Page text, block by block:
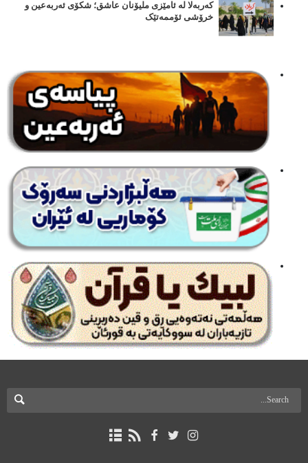
کەربەلا لە ئامێزی ملیۆنان عاشق؛ شکۆی ئەربەعین و
خرۆشی ئۆممەتێک